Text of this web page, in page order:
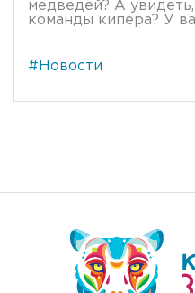
медведей? А
команды кипера? У
#Новости